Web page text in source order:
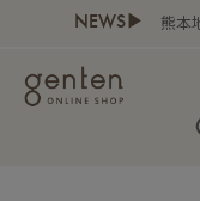
NEWS▶ 熊本